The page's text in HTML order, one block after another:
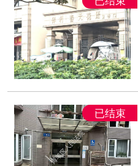
已结束